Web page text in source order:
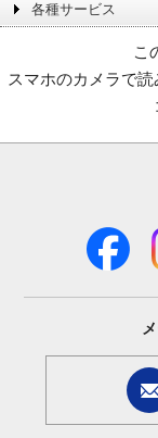
各種サービス
こ
スマホのカメラで